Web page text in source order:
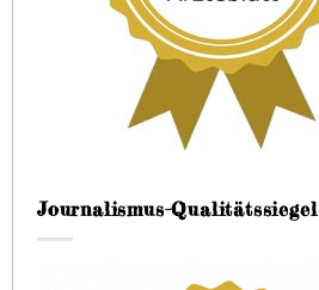
Journalismus-Qualitätssiegel